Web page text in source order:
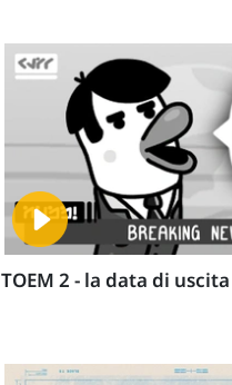
TOEM 2 - la data di uscita